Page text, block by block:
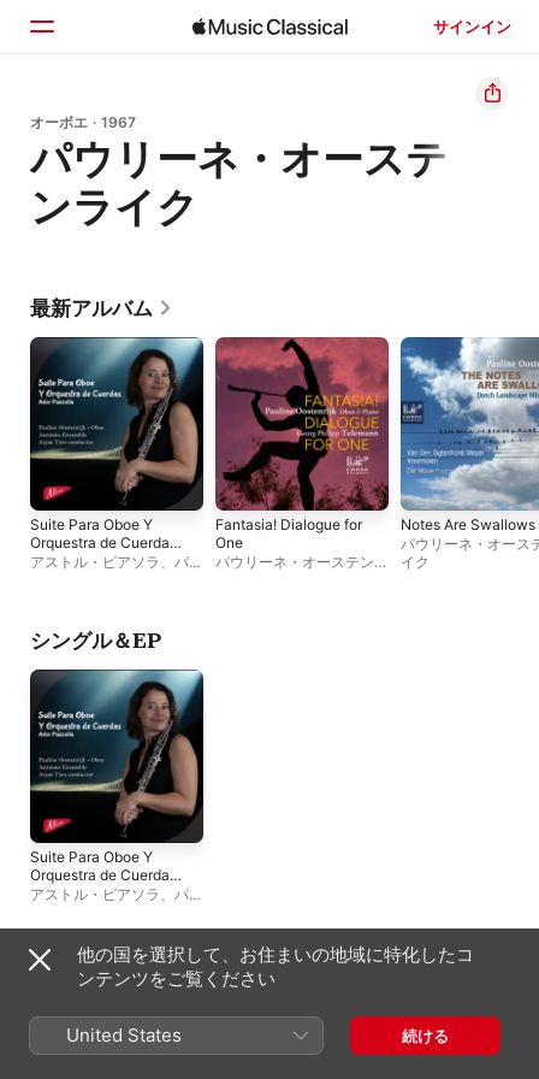
サインイン
ホーム
見つける
検索
オーボエ · 1967
パウリーネ・オーステ
ンライク
最新アルバム
Suite Para Oboe Y
Orquestra de Cuerdas
- EP
アストル・ピアソラ 、 パウ
Fantasia! Dialogue for
One
パウリーネ・オーステンラ
Notes Are Swallows
パウリーネ・オース
イク
シングル＆EP
Suite Para Oboe Y
Orquestra de Cuerdas
- EP
アストル・ピアソラ 、 パウ
その他のアーティスト
他の国を選択して、お住まいの地域に特化したコ
ンテンツをご覧ください
United States 続ける